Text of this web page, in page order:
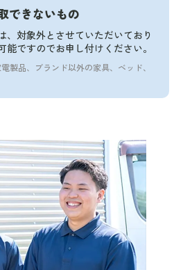
できないもの
、対象外とさせていただいており
能ですのでお申し付けください。
製品、ブランド以外の家具、ベッド、